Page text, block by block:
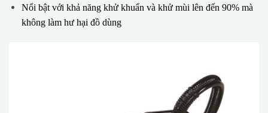
Nổi bật với khả năng khử khuẩn và khử mùi lên đến 90% mà
không làm hư hại đồ dùng